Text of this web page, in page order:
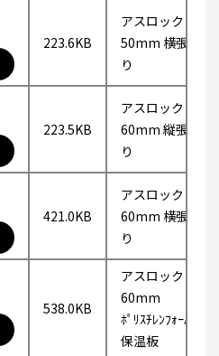
223.6KB
アスロック
50mm 横張
り
223.5KB
アスロック
60mm 縦張
り
421.0KB
アスロック
60mm 横張
り
538.0KB
アスロック
60mm
ﾎﾟﾘｽﾁﾚﾝﾌｫｰﾑ
保温板